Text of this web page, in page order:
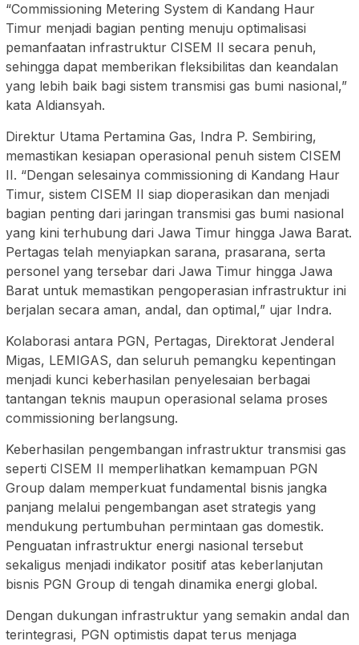
“Commissioning Metering System di Kandang Haur
Timur menjadi bagian penting menuju optimalisasi
pemanfaatan infrastruktur CISEM II secara penuh,
sehingga dapat memberikan fleksibilitas dan keandalan
yang lebih baik bagi sistem transmisi gas bumi nasional,”
kata Aldiansyah.
Direktur Utama Pertamina Gas, Indra P. Sembiring,
memastikan kesiapan operasional penuh sistem CISEM
II. “Dengan selesainya commissioning di Kandang Haur
Timur, sistem CISEM II siap dioperasikan dan menjadi
bagian penting dari jaringan transmisi gas bumi nasional
yang kini terhubung dari Jawa Timur hingga Jawa Barat.
Pertagas telah menyiapkan sarana, prasarana, serta
personel yang tersebar dari Jawa Timur hingga Jawa
Barat untuk memastikan pengoperasian infrastruktur ini
berjalan secara aman, andal, dan optimal,” ujar Indra.
Kolaborasi antara PGN, Pertagas, Direktorat Jenderal
Migas, LEMIGAS, dan seluruh pemangku kepentingan
menjadi kunci keberhasilan penyelesaian berbagai
tantangan teknis maupun operasional selama proses
commissioning berlangsung.
Keberhasilan pengembangan infrastruktur transmisi gas
seperti CISEM II memperlihatkan kemampuan PGN
Group dalam memperkuat fundamental bisnis jangka
panjang melalui pengembangan aset strategis yang
mendukung pertumbuhan permintaan gas domestik.
Penguatan infrastruktur energi nasional tersebut
sekaligus menjadi indikator positif atas keberlanjutan
bisnis PGN Group di tengah dinamika energi global.
Dengan dukungan infrastruktur yang semakin andal dan
terintegrasi, PGN optimistis dapat terus menjaga